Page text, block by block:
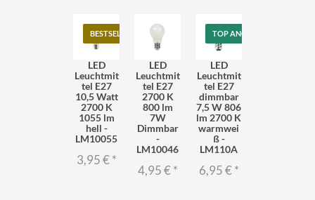
BESTSELLER
LED
Leuchtmit
tel E27
10,5 Watt
2700 K
1055 lm
hell -
LM10055
3,95 €*
LED
Leuchtmit
tel E27
2700 K
800 lm
7W
Dimmbar
-
LM10046
4,95 €*
TOP ANGEBOT
LED
Leuchtmit
tel E27
dimmbar
7,5 W 806
lm 2700 K
warmwei
ß -
LM110A
6,95 €*